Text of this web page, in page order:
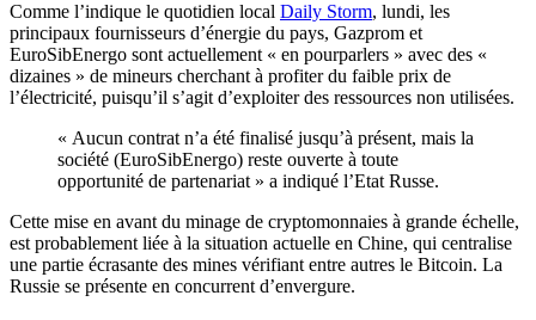
Comme l’indique le quotidien local Daily Storm, lundi, les
principaux fournisseurs d’énergie du pays, Gazprom et
EuroSibEnergo sont actuellement « en pourparlers » avec des «
dizaines » de mineurs cherchant à profiter du faible prix de
l’électricité, puisqu’il s’agit d’exploiter des ressources non utilisées.
« Aucun contrat n’a été finalisé jusqu’à présent, mais la
société (EuroSibEnergo) reste ouverte à toute
opportunité de partenariat » a indiqué l’Etat Russe.
Cette mise en avant du minage de cryptomonnaies à grande échelle,
est probablement liée à la situation actuelle en Chine, qui centralise
une partie écrasante des mines vérifiant entre autres le Bitcoin. La
Russie se présente en concurrent d’envergure.